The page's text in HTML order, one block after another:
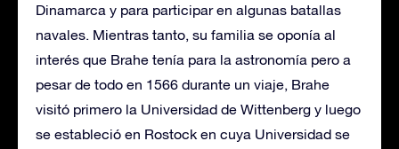
Dinamarca y para participar en algunas batallas
navales. Mientras tanto, su familia se oponía al
interés que Brahe tenía para la astronomía pero a
pesar de todo en 1566 durante un viaje, Brahe
visitó primero la Universidad de Wittenberg y luego
se estableció en Rostock en cuya Universidad se